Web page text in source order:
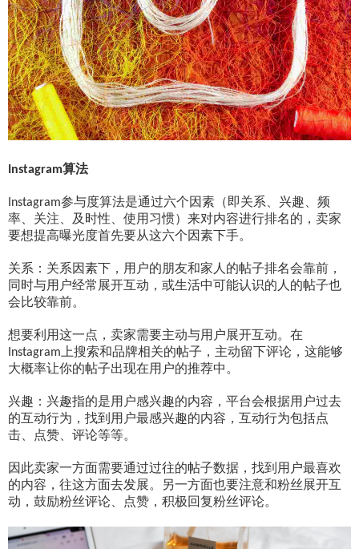
Instagram算法
Instagram参与度算法是通过六个因素（即关系、兴趣、频
率、关注、及时性、使用习惯）来对内容进行排名的，卖家
要想提高曝光度首先要从这六个因素下手。
关系：关系因素下，用户的朋友和家人的帖子排名会靠前，
同时与用户经常展开互动，或生活中可能认识的人的帖子也
会比较靠前。
想要利用这一点，卖家需要主动与用户展开互动。在
Instagram 上搜索和品牌相关的帖子，主动留下评论，这能够
大概率让你的帖子出现在用户的推荐中。
兴趣：兴趣指的是用户感兴趣的内容，平台会根据用户过去
的互动行为，找到用户最感兴趣的内容，互动行为包括点
击、点赞、评论等等。
因此卖家一方面需要通过过往的帖子数据，找到用户最喜欢
的内容，往这方面去发展。另一方面也要注意和粉丝展开互
动，鼓励粉丝评论、点赞，积极回复粉丝评论。